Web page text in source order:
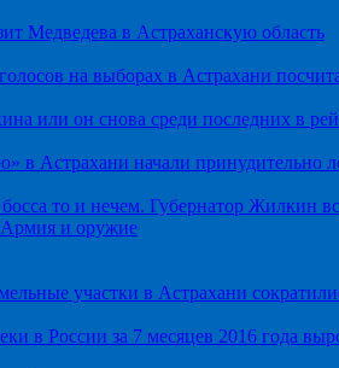
Медведева в Астраханскую область
на выборах в Астрахани
или он снова среди последних в
в Астрахани начали принудительно
то и нечем. Губернатор Жилкин
Армия и оружие
участки в Астрахани
в России за 7 месяцев 2016 года